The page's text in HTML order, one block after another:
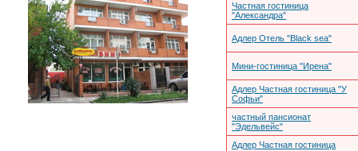
Частная гостиница
"Александра"
Адлер Отель "Black sea"
Мини-гостиница "Ирена"
Адлер Частная гостиница "У
Софьи"
частный пансионат
"Эдельвейс"
Адлер Частная гостиница